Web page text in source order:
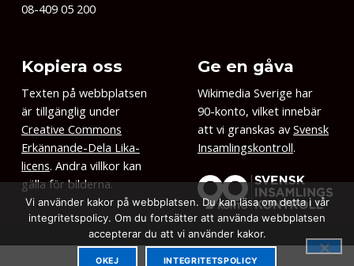
08-409 05 200
Kopiera oss
Texten på webbplatsen
är tillgänglig under
Creative Commons
Erkännande-Dela Lika-
licens. Andra villkor kan
gälla för bilderna.
Ge en gåva
Wikimedia Sverige har
90-konto, vilket innebär
att vi granskas av Svensk
Insamlingskontroll.
Vi använder kakor på webbplatsen. Du kan läsa om detta i vår
integritetspolicy. Om du fortsätter att använda webbplatsen
accepterar du att vi använder kakor.
OKEJ INTEGRITETSPOLICY